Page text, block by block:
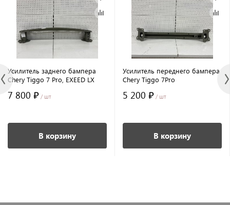
Усилитель заднего бампера
Chery Tiggo 7 Pro, EXEED LX
7 800 ₽ / шт
В корзину
Усилитель переднего бампера
Chery Tiggo 7Pro
5 200 ₽ / шт
В корзину